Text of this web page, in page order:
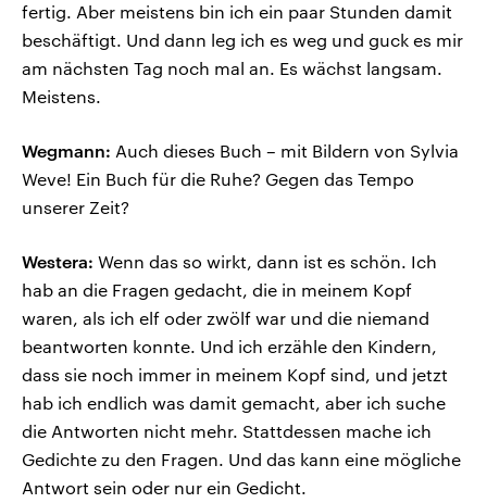
fertig. Aber meistens bin ich ein paar Stunden damit
beschäftigt. Und dann leg ich es weg und guck es mir
am nächsten Tag noch mal an. Es wächst langsam.
Meistens.
Wegmann: Auch dieses Buch – mit Bildern von Sylvia
Weve! Ein Buch für die Ruhe? Gegen das Tempo
unserer Zeit?
Westera: Wenn das so wirkt, dann ist es schön. Ich
hab an die Fragen gedacht, die in meinem Kopf
waren, als ich elf oder zwölf war und die niemand
beantworten konnte. Und ich erzähle den Kindern,
dass sie noch immer in meinem Kopf sind, und jetzt
hab ich endlich was damit gemacht, aber ich suche
die Antworten nicht mehr. Stattdessen mache ich
Gedichte zu den Fragen. Und das kann eine mögliche
Antwort sein oder nur ein Gedicht.